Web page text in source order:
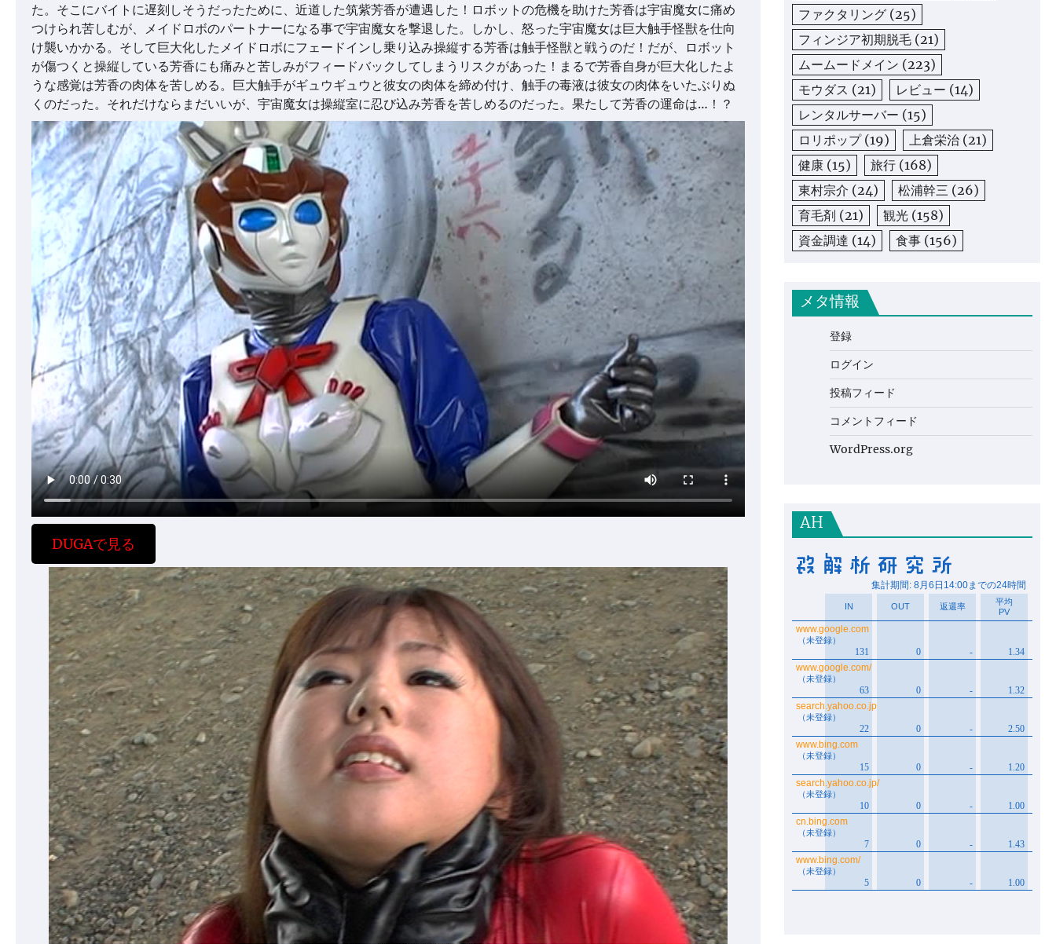
た。そこにバイトに遅刻しそうだったために、近道した筑紫芳香が遭遇した！ロボットの危機を助けた芳香は宇宙魔女に痛め
つけられ苦しむが、メイドロボのパートナーになる事で宇宙魔女を撃退した。しかし、怒った宇宙魔女は巨大触手怪獣を仕向
け襲いかかる。そして巨大化したメイドロボにフェードインし乗り込み操縦する芳香は触手怪獣と戦うのだ！だが、ロボット
が傷つくと操縦している芳香にも痛みと苦しみがフィードバックしてしまうリスクがあった！まるで芳香自身が巨大化したよ
うな感覚は芳香の肉体を苦しめる。巨大触手がギュウギュウと彼女の肉体を締め付け、触手の毒液は彼女の肉体をいたぶりぬ
くのだった。それだけならまだいいが、宇宙魔女は操縦室に忍び込み芳香を苦しめるのだった。果たして芳香の運命は…！？
DUGAで見る
ファクタリング (25)
フィンジア初期脱毛 (21)
ムームードメイン (223)
モウダス (21) レビュー (14)
レンタルサーバー (15)
ロリポップ(19) 上倉栄治 (21)
健康 (15) 旅行 (168)
東村宗介 (24) 松浦幹三 (26)
育毛剤 (21) 観光 (158)
資金調達 (14) 食事 (156)
メタ情報
登録
ログイン
投稿フィード
コメントフィード
WordPress.org
AH